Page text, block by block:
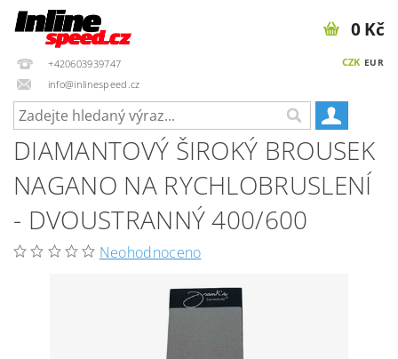
+420603939747
info@inlinespeed.cz
CZK EUR
0 Kč
DIAMANTOVÝ ŠIROKÝ BROUSEK
NAGANO NA RYCHLOBRUSLENÍ
- DVOUSTRANNÝ 400/600
Neohodnoceno